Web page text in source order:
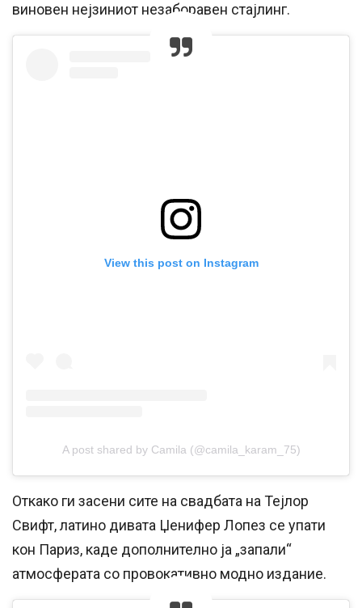
виновен нејзиниот незаборавен стајлинг.
View this post on Instagram
A post shared by Camila (@camila_karam_75)
Откако ги засени сите на свадбата на Тејлор
Свифт, латино дивата Џенифер Лопез се упати
кон Париз, каде дополнително ја „запали“
атмосферата со провокативно модно издание.